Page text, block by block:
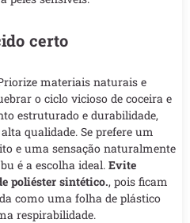
certo
materiais naturais e
o ciclo vicioso de coceira e
estruturado e durabilidade,
qualidade. Se prefere um
e uma sensação naturalmente
é a escolha ideal. Evite
poliéster sintético., pois ficam
como uma folha de plástico
respirabilidade.